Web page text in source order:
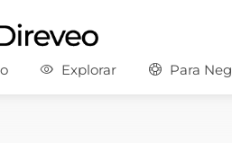
Explorar Para